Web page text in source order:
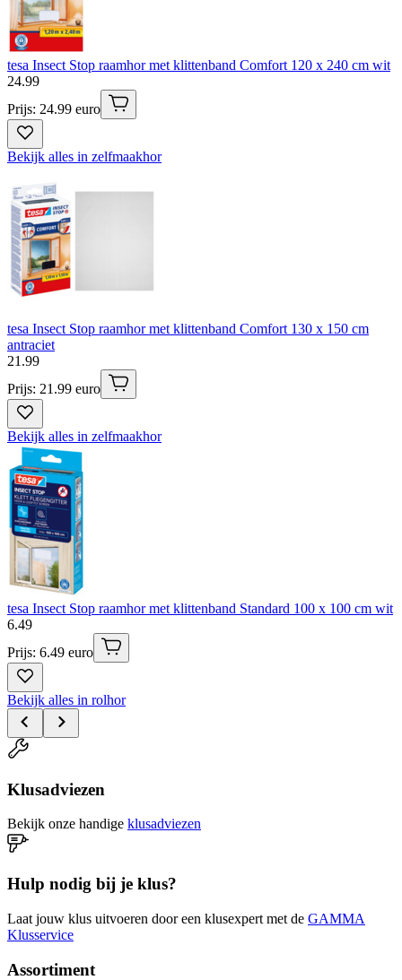
tesa Insect Stop raamhor met klittenband Comfort 120 x 240 cm wit
24.99
Prijs: 24.99 euro
Bekijk alles in zelfmaakhor
tesa Insect Stop raamhor met klittenband Comfort 130 x 150 cm
antraciet
21 .99
Prijs: 21.99 euro
Bekijk alles in zelfmaakhor
tesa Insect Stop raamhor met klittenband Standard 100 x 100 cm wit
6.49
Prijs: 6.49 euro
Bekijk alles in rolhor
Klusadviezen
Bekijk onze handige klusadviezen
Hulp nodig bij je klus?
Laat jouw klus uitvoeren door een klusexpert met de GAMMA
Klusservice
Assortiment